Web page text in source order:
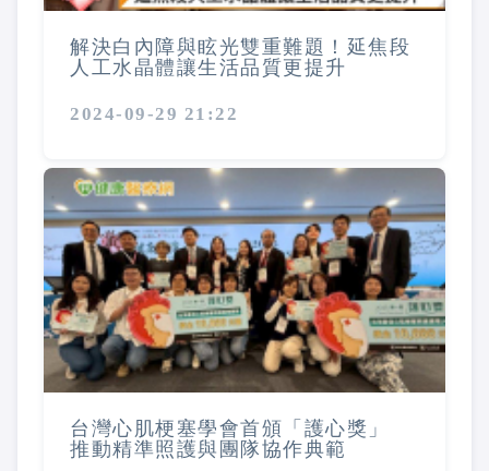
解決白內障與眩光雙重難題！延焦段
人工水晶體讓生活品質更提升
2024-09-29 21:22
台灣心肌梗塞學會首頒「護心獎」
推動精準照護與團隊協作典範